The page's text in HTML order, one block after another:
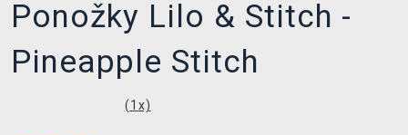
Ponožky Lilo & Stitch -
Pineapple Stitch
(1 x)